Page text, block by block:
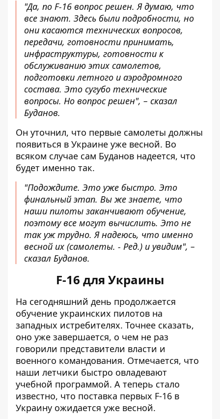
"Да, по F-16 вопрос решен. Я думаю, что
все знают. Здесь были подробности, но
они касаются технических вопросов,
передачи, готовности принимать,
инфраструктуры, готовности к
обслуживанию этих самолетов,
подготовки летного и аэродромного
состава. Это сугубо технические
вопросы. Но вопрос решен", – сказал
Буданов.
Он уточнил, что первые самолеты должны
появиться в Украине уже весной. Во
всяком случае сам Буданов надеется, что
будет именно так.
"Подождите. Это уже быстро. Это
финальный этап. Вы же знаете, что
наши пилоты заканчивают обучение,
поэтому все могут вычислить. Это не
так уж трудно. Я надеюсь, что именно
весной их (самолеты. - Ред.) и увидим", –
сказал Буданов.
F-16 для Украины
На сегодняшний день продолжается
обучение украинских пилотов на
западных истребителях. Точнее сказать,
оно уже завершается, о чем не раз
говорили представители власти и
военного командования. Отмечается, что
наши летчики быстро овладевают
учебной программой. А теперь стало
известно, что поставка первых F-16 в
Украину ожидается уже весной.